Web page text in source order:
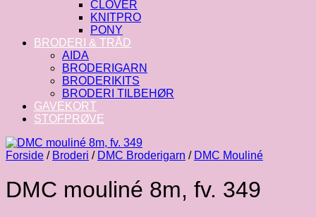
CLOVER
KNITPRO
PONY
BRODERI & TRÅD
AIDA
BRODERIGARN
BRODERIKITS
BRODERI TILBEHØR
GAVEKORT
STOFPRØVE
Forside / Broderi / DMC Broderigarn / DMC Mouliné
DMC mouliné 8m, fv. 349